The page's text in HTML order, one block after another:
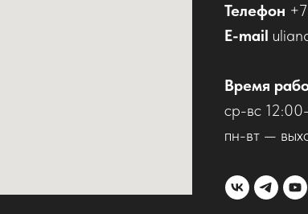
Телефон
E-mail
Время
ср-вс
пн-вт —